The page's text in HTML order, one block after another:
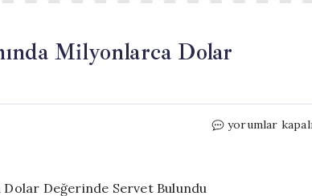
Milyonlarca Dolar
Eski
yorumlar